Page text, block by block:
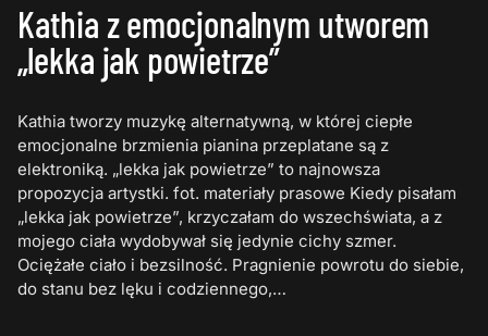
Kathia z emocjonalnym utworem
„lekka jak powietrze”
Kathia tworzy muzykę alternatywną, w której ciepłe
emocjonalne brzmienia pianina przeplatane są z
elektroniką. „lekka jak powietrze” to najnowsza
propozycja artystki. fot. materiały prasowe Kiedy pisałam
„lekka jak powietrze”, krzyczałam do wszechświata, a z
mojego ciała wydobywał się jedynie cichy szmer.
Ociężałe ciało i bezsilność. Pragnienie powrotu do siebie,
do stanu bez lęku i codziennego,…